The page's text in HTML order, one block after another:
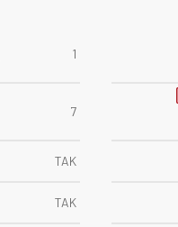
1
7
TAK
TAK